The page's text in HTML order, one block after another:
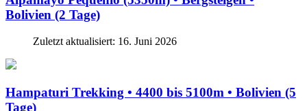
Bolivien (2 Tage)
Zuletzt aktualisiert: 16. Juni 2026
Hampaturi Trekking • 4400 bis 5100m • Bolivien (5
Tage)